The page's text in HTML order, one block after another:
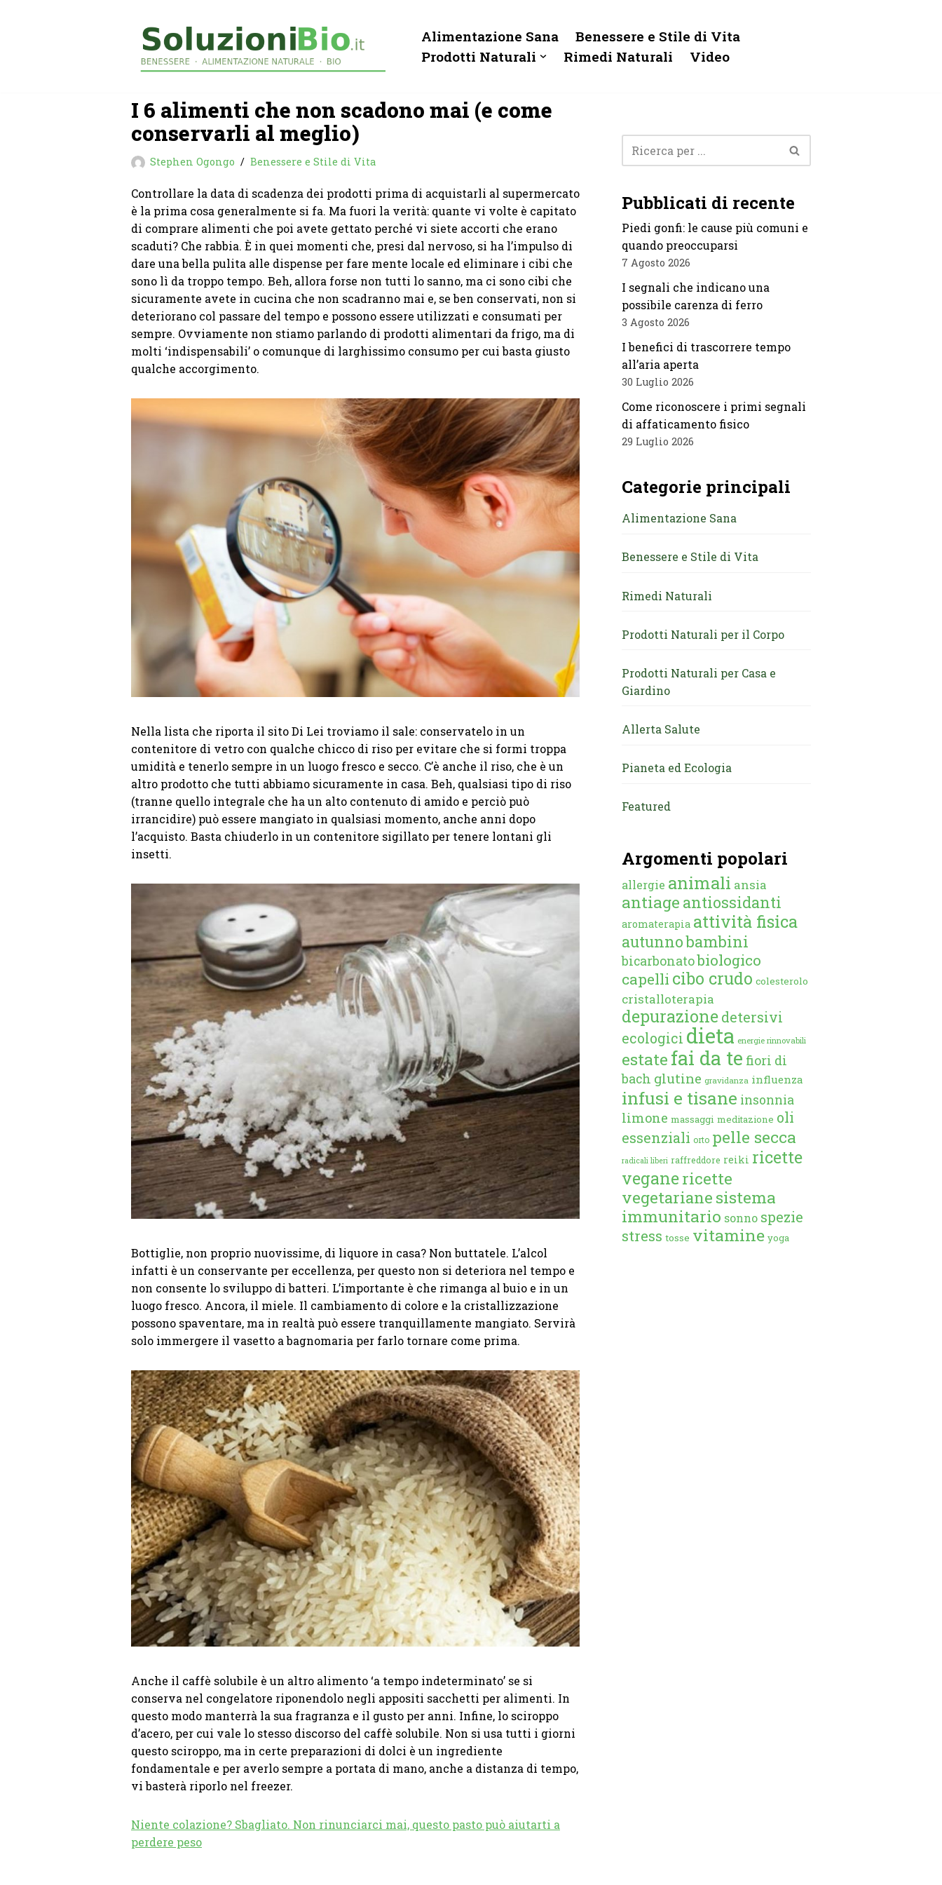
Alimentazione Sana
Benessere e Stile di Vita
Prodotti Naturali
Rimedi Naturali Video
I 6 alimenti che non scadono mai (e come
conservarli al meglio)
Stephen Ogongo Benessere e Stile di Vita
Controllare la data di scadenza dei prodotti prima di acquistarli al supermercato
è la prima cosa generalmente si fa. Ma fuori la verità: quante vi volte è capitato
di comprare alimenti che poi avete gettato perché vi siete accorti che erano
scaduti? Che rabbia. È in quei momenti che, presi dal nervoso, si ha l’impulso di
dare una bella pulita alle dispense per fare mente locale ed eliminare i cibi che
sono lì da troppo tempo. Beh, allora forse non tutti lo sanno, ma ci sono cibi che
sicuramente avete in cucina che non scadranno mai e, se ben conservati, non si
deteriorano col passare del tempo e possono essere utilizzati e consumati per
sempre. Ovviamente non stiamo parlando di prodotti alimentari da frigo, ma di
molti ‘indispensabili’ o comunque di larghissimo consumo per cui basta giusto
qualche accorgimento.
Nella lista che riporta il sito Di Lei troviamo il sale: conservatelo in un
contenitore di vetro con qualche chicco di riso per evitare che si formi troppa
umidità e tenerlo sempre in un luogo fresco e secco. C’è anche il riso, che è un
altro prodotto che tutti abbiamo sicuramente in casa. Beh, qualsiasi tipo di riso
(tranne quello integrale che ha un alto contenuto di amido e perciò può
irrancidire) può essere mangiato in qualsiasi momento, anche anni dopo
l’acquisto. Basta chiuderlo in un contenitore sigillato per tenere lontani gli
insetti.
Bottiglie, non proprio nuovissime, di liquore in casa? Non buttatele. L’alcol
infatti è un conservante per eccellenza, per questo non si deteriora nel tempo e
non consente lo sviluppo di batteri. L’importante è che rimanga al buio e in un
luogo fresco. Ancora, il miele. Il cambiamento di colore e la cristallizzazione
possono spaventare, ma in realtà può essere tranquillamente mangiato. Servirà
solo immergere il vasetto a bagnomaria per farlo tornare come prima.
Anche il caffè solubile è un altro alimento ‘a tempo indeterminato’ se si
conserva nel congelatore riponendolo negli appositi sacchetti per alimenti. In
questo modo manterrà la sua fragranza e il gusto per anni. Infine, lo sciroppo
d’acero, per cui vale lo stesso discorso del caffè solubile. Non si usa tutti i giorni
questo sciroppo, ma in certe preparazioni di dolci è un ingrediente
fondamentale e per averlo sempre a portata di mano, anche a distanza di tempo,
vi basterà riporlo nel freezer.
Niente colazione? Sbagliato. Non rinunciarci mai, questo pasto può aiutarti a
perdere peso
Pubblicati di recente
Piedi gonfi: le cause più comuni e
quando preoccuparsi
7 Agosto 2026
I segnali che indicano una
possibile carenza di ferro
3 Agosto 2026
I benefici di trascorrere tempo
all’aria aperta
30 Luglio 2026
Come riconoscere i primi segnali
di affaticamento fisico
29 Luglio 2026
Categorie principali
Alimentazione Sana
Benessere e Stile di Vita
Rimedi Naturali
Prodotti Naturali per il Corpo
Prodotti Naturali per Casa e
Giardino
Allerta Salute
Pianeta ed Ecologia
Featured
Argomenti popolari
allergie animali ansia
antiage antiossidanti
aromaterapia attività fisica
autunnobambini
bicarbonatobiologico
capelli cibo crudo colesterolo
cristalloterapia
depurazione detersivi
ecologici dieta energie rinnovabili
estate fai da te fiori di
bach glutine gravidanza influenza
infusi e tisane insonnia
limone massaggi meditazione oli
essenziali orto pelle secca
radicali liberi raffreddore reiki ricette
veganericette
vegetariane sistema
immunitario sonno spezie
stress tosse vitamine yoga